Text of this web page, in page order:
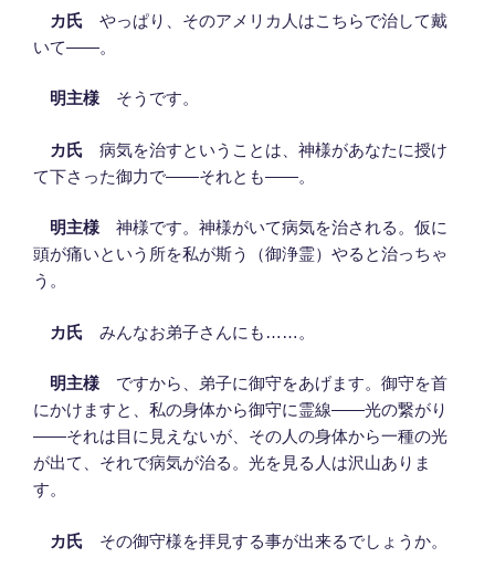
カ氏 やっぱり、そのアメリカ人はこちらで治して戴
いて――。
明主様そうです。
カ氏 病気を治すということは、神様があなたに授け
て下さった御力で――それとも――。
明主様神様です。神様がいて病気を治される。仮に
頭が痛いという所を私が斯う（御浄霊）やると治っちゃ
う。
カ氏 みんなお弟子さんにも……。
明主様ですから、弟子に御守をあげます。御守を首
にかけますと、私の身体から御守に霊線――光の繋がり
――それは目に見えないが、その人の身体から一種の光
が出て、それで病気が治る。光を見る人は沢山ありま
す。
カ氏 その御守様を拝見する事が出来るでしょうか。